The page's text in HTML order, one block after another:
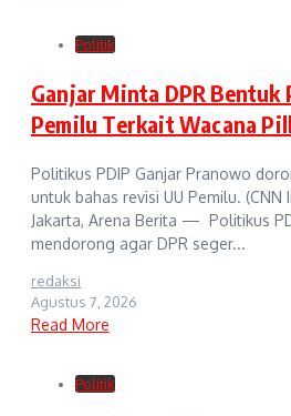
Politik
Ganjar Minta DPR Bentuk
Pemilu Terkait Wacana
Politikus PDIP Ganjar Pranowo
untuk bahas revisi UU Pemilu.
Jakarta, Arena Berita — Politikus
mendorong agar DPR seger...
redaksi
Agustus 7, 2026
Read More
Politik